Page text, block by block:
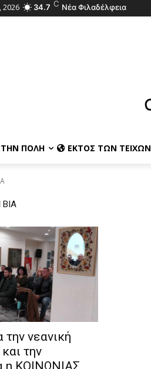
34.7 C Νέα Φιλαδέλφεια
ΠΌΛΗ ΕΚΤΌΣ ΤΩΝ ΤΕΙΧΏΝ
νεανική
την
η ΚΟΙΝΩΝΙΑΣ